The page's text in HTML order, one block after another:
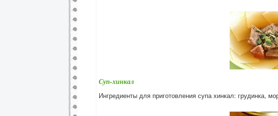
Суп-хинкал
Ингредиенты для приготовления супа хинкал: грудинка,